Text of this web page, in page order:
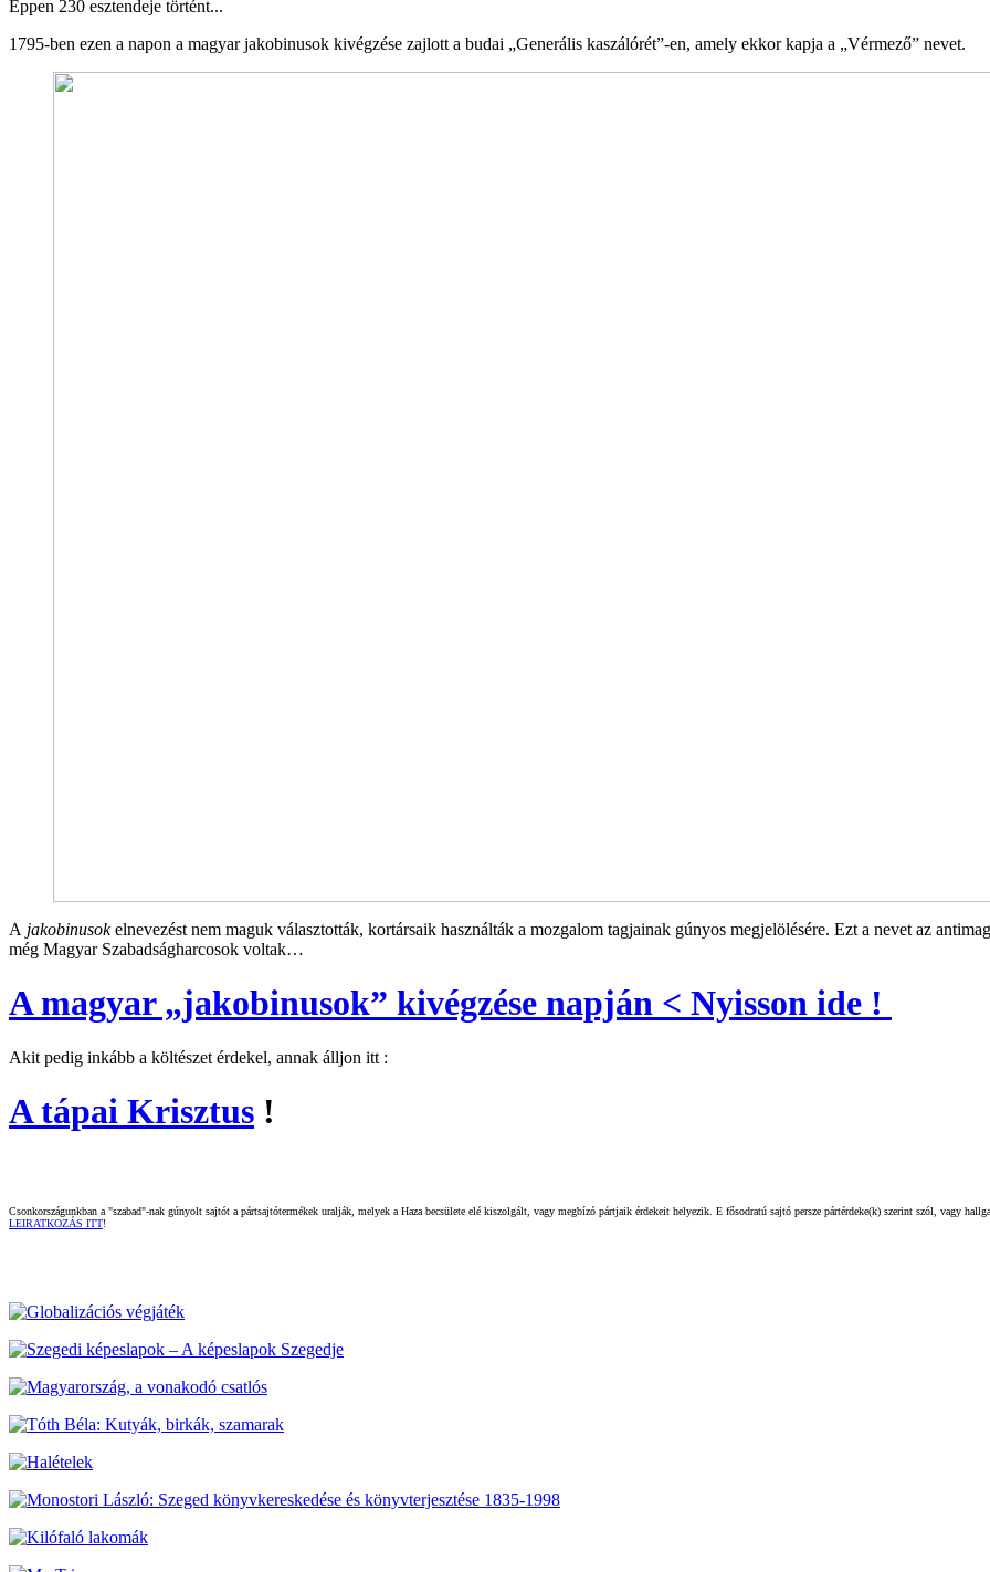
Éppen 230 esztendeje történt...
1795-ben ezen a napon a magyar jakobinusok kivégzése zajlott a budai „Generális kaszálórét”-en, amely ekkor kapja a „Vérmező” nevet.
A jakobinusokelnevezést nem maguk választották, kortársaik használták a mozgalom tagjainak gúnyos megjelölésére. Ezt a nevet az
még Magyar Szabadságharcosok voltak…
A magyar „jakobinusok” kivégzése napján < Nyisson ide !
Akit pedig inkább a költészet érdekel, annak álljon itt :
A tápai Krisztus !
Csonkországunkban a "szabad"-nak gúnyolt sajtót a pártsajtótermékek uralják, melyek a Haza becsülete elé kiszolgált, vagy megbízó pártjaik érdekeit helyezik. E fősodratú sajtó persze pártérdeke(k) szerint szól, vagy
LEIRATKOZÁS ITT!